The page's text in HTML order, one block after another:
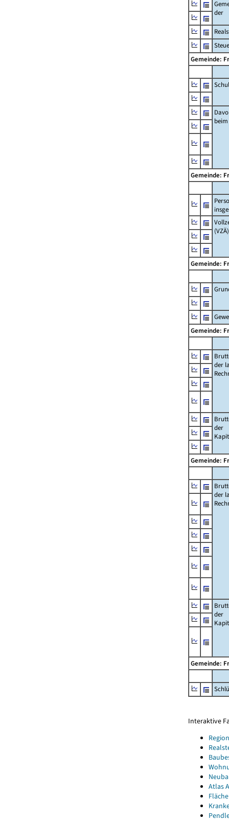
der
Gemeinde:
beim
Gemeinde:
(VZÄ)
Gemeinde:
Gemeinde:
der
der
Gemeinde:
der
der
Gemeinde:
Interaktive
Atlas